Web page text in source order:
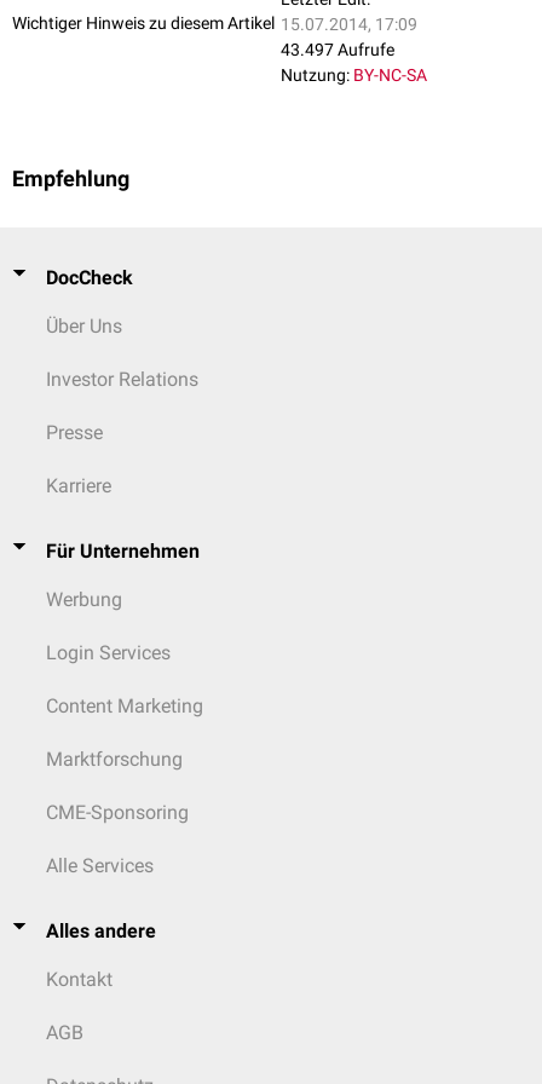
Wichtiger Hinweis zu diesem Artikel 15.07.2014, 17:09
43.497 Aufrufe
Nutzung: BY-NC-SA
Empfehlung
DocCheck
Über Uns
Investor Relations
Presse
Karriere
Für Unternehmen
Werbung
Login Services
Content Marketing
Marktforschung
CME-Sponsoring
Alle Services
Alles andere
Kontakt
AGB